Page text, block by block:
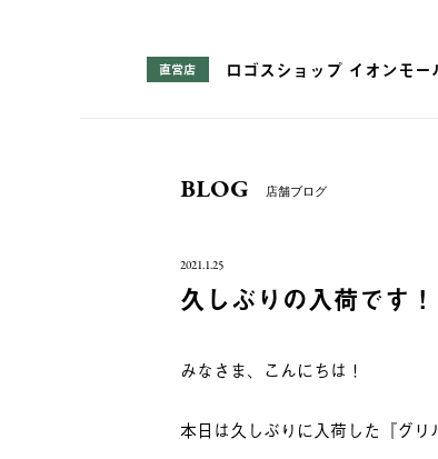
直営店 ロゴスショップ イオンモ
BLOG 店舗ブログ
2021.1.25
久しぶりの入荷です！
みなさま、こんにちは！
本日は久しぶりに入荷した『グ